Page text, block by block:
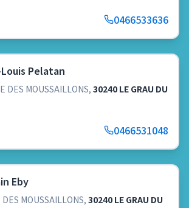
0466533636
Pelatan
DES MOUSSAILLONS, 30240 LE GRAU DU
0466531048
Eby
MOUSSAILLONS, 30240 LE GRAU DU